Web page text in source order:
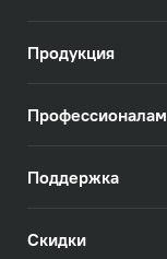
Продукция
Профессионалам
Поддержка
Скидки